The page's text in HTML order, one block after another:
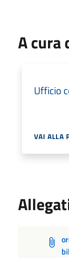
A cura
Ufficio
VAI ALLA